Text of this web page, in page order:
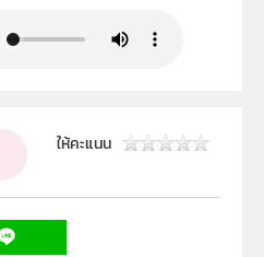
ให้คะแนน